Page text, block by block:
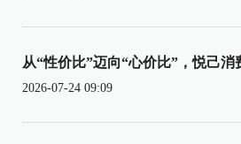
从“性价比”迈向“心价比”，悦己消
2026-07-24 09:09